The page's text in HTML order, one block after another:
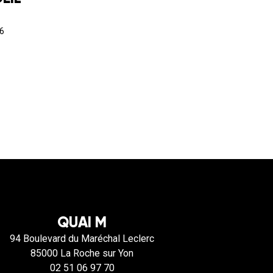
QUAI M
94 Boulevard du Maréchal Leclerc
85000 La Roche sur Yon
02 51 06 97 70